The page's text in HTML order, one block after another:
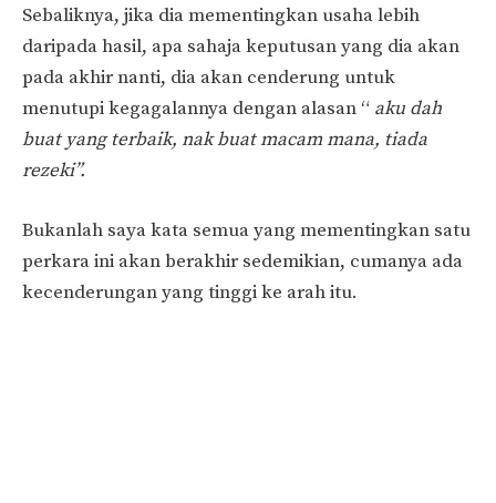
Sebaliknya, jika dia mementingkan usaha lebih
daripada hasil, apa sahaja keputusan yang dia akan
pada akhir nanti, dia akan cenderung untuk
menutupi kegagalannya dengan alasan “ aku dah
buat yang terbaik, nak buat macam mana, tiada
rezeki”.
Bukanlah saya kata semua yang mementingkan satu
perkara ini akan berakhir sedemikian, cumanya ada
kecenderungan yang tinggi ke arah itu.